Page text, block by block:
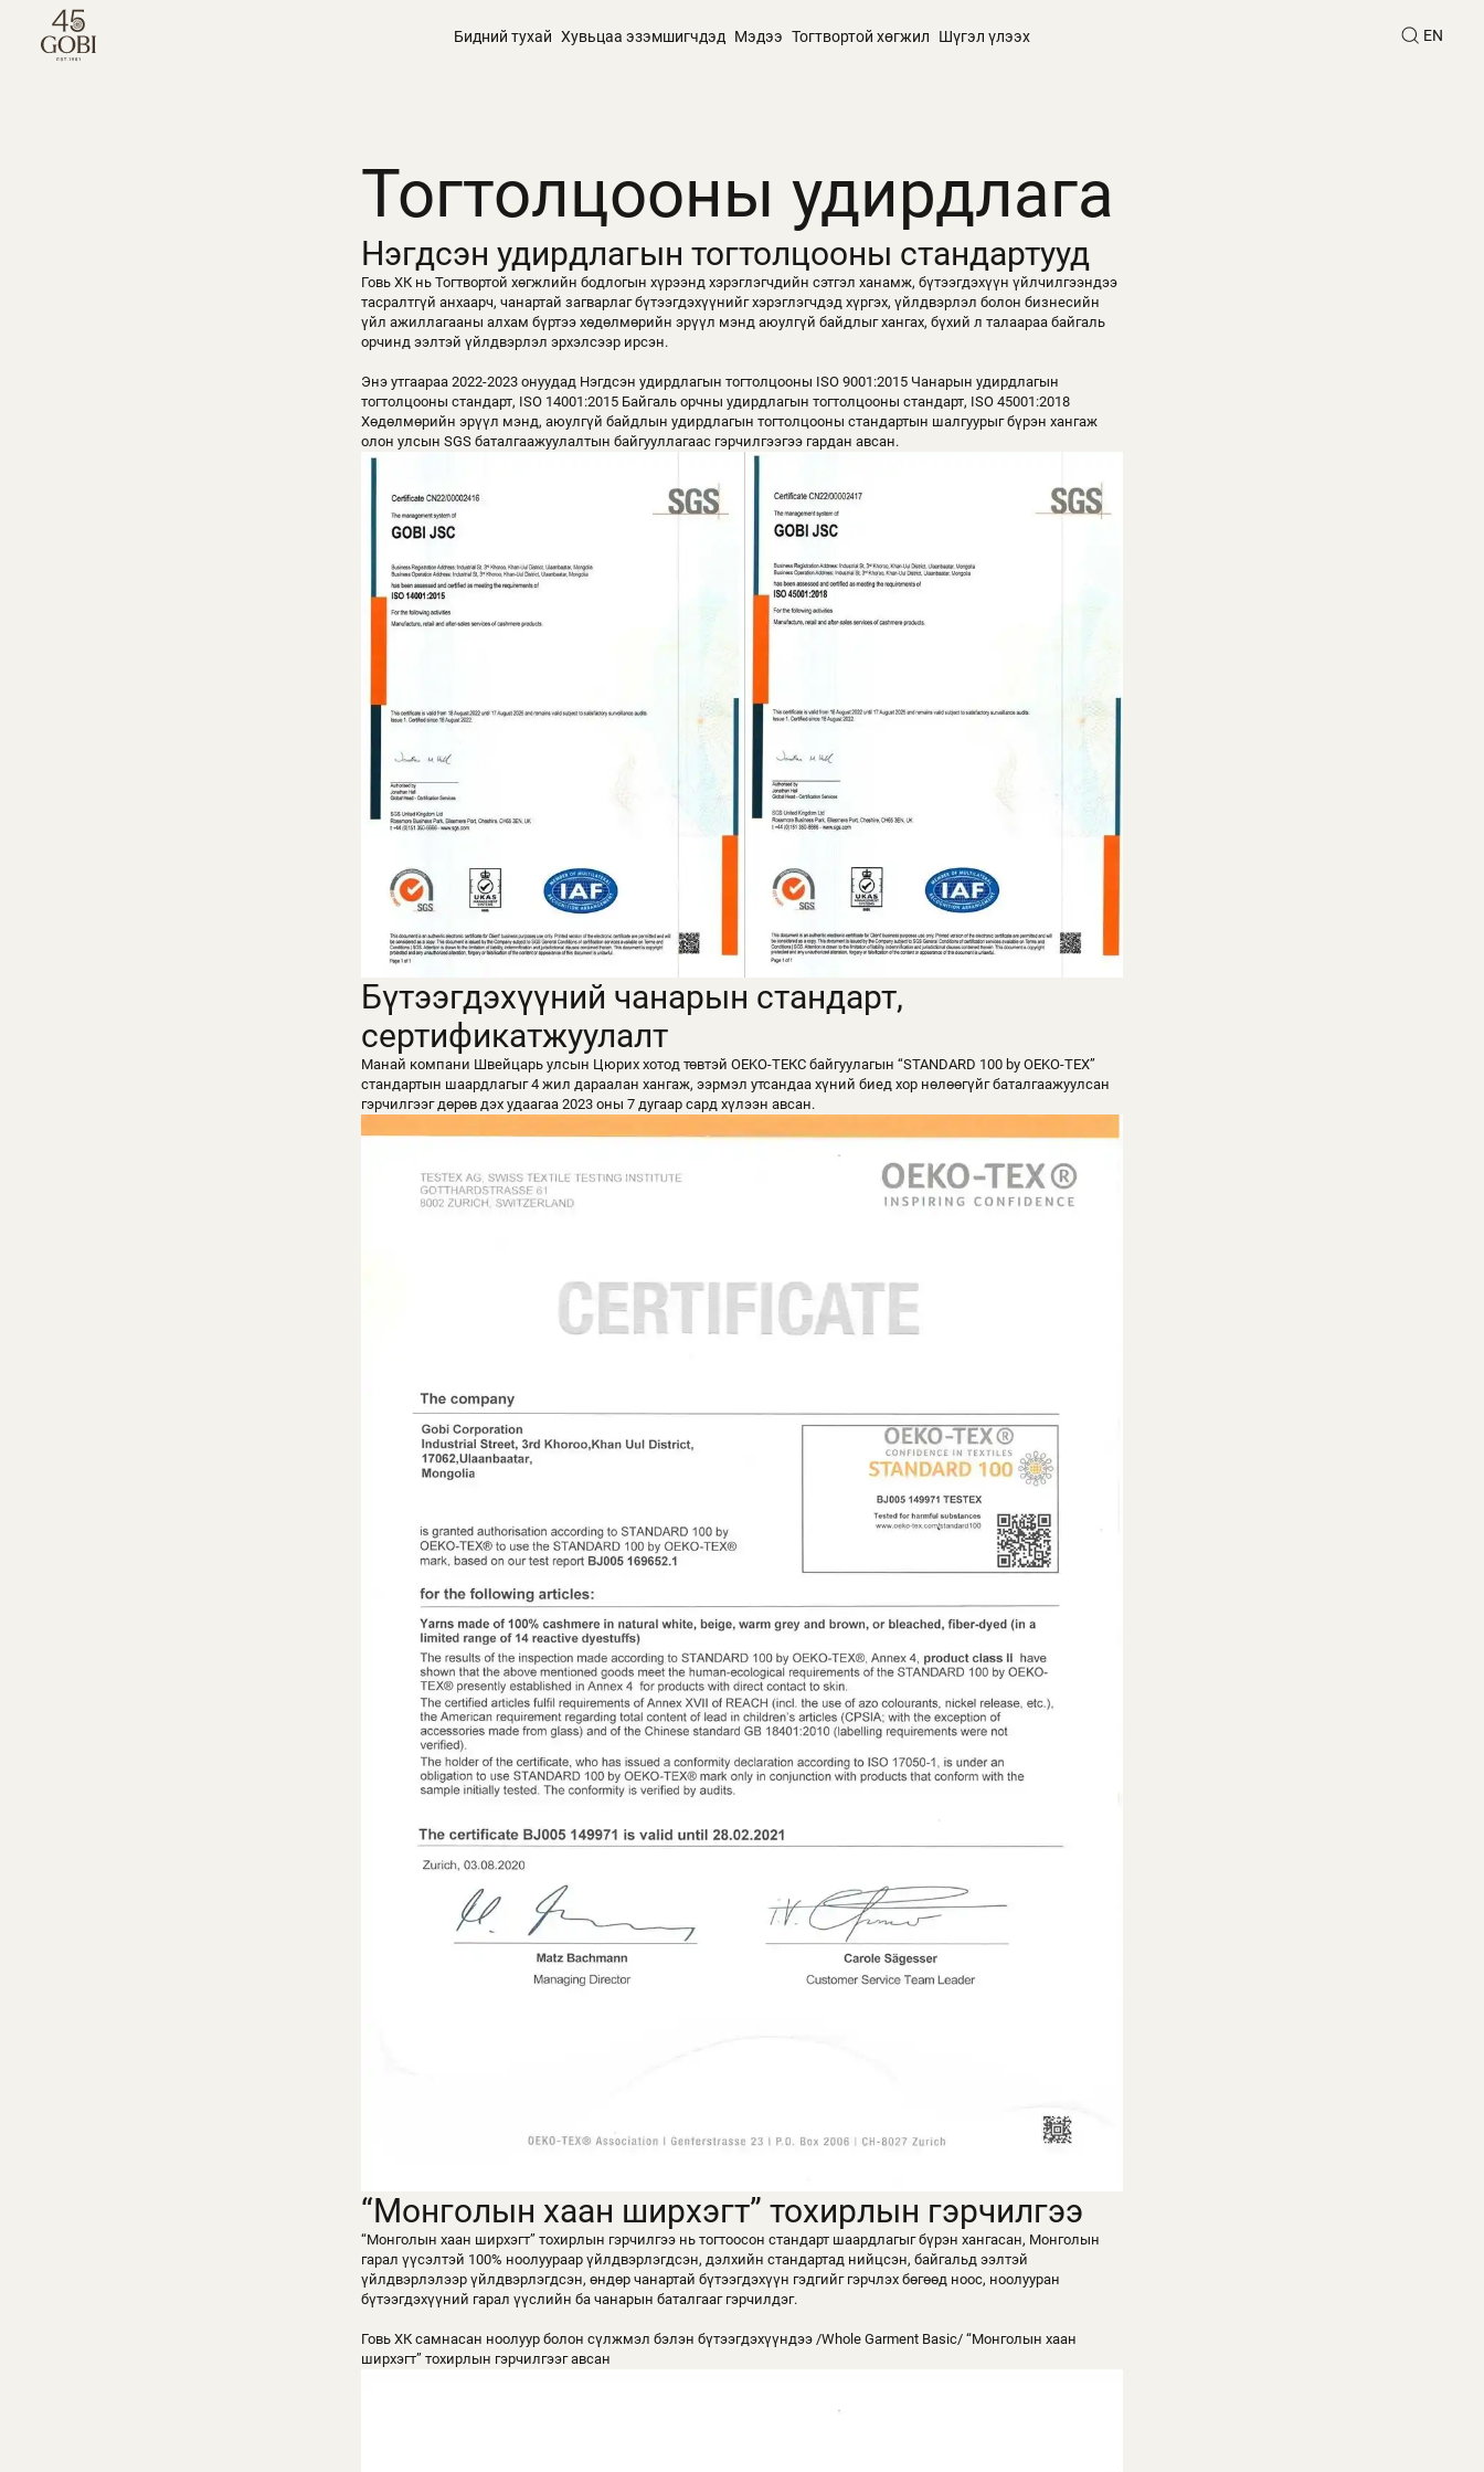
Бидний тухай Хувьцаа эзэмшигчдэд Мэдээ Тогтвортой хөгжил Шүгэл үлээх EN
Тогтолцооны удирдлага
Нэгдсэн удирдлагын тогтолцооны стандартууд
Говь ХК нь Тогтвортой хөгжлийн бодлогын хүрээнд хэрэглэгчдийн сэтгэл ханамж, бүтээгдэхүүн үйлчилгээндээ
тасралтгүй анхаарч, чанартай загварлаг бүтээгдэхүүнийг хэрэглэгчдэд хүргэх, үйлдвэрлэл болон бизнесийн
үйл ажиллагааны алхам бүртээ хөдөлмөрийн эрүүл мэнд аюулгүй байдлыг хангах, бүхий л талаараа байгаль
орчинд ээлтэй үйлдвэрлэл эрхэлсээр ирсэн.
Энэ утгаараа 2022-2023 онуудад Нэгдсэн удирдлагын тогтолцооны ISO 9001:2015 Чанарын удирдлагын
тогтолцооны стандарт, ISO 14001:2015 Байгаль орчны удирдлагын тогтолцооны стандарт, ISO 45001:2018
Хөдөлмөрийн эрүүл мэнд, аюулгүй байдлын удирдлагын тогтолцооны стандартын шалгуурыг бүрэн хангаж
олон улсын SGS баталгаажуулалтын байгууллагаас гэрчилгээгээ гардан авсан.
Бүтээгдэхүүний чанарын стандарт,
сертификатжуулалт
Манай компани Швейцарь улсын Цюрих хотод төвтэй OEKO-TEКС байгуулагын “STANDARD 100 by OEKO-TEX”
стандартын шаардлагыг 4 жил дараалан хангаж, ээрмэл утсандаа хүний биед хор нөлөөгүйг баталгаажуулсан
гэрчилгээг дөрөв дэх удаагаа 2023 оны 7 дугаар сард хүлээн авсан.
“Монголын хаан ширхэгт” тохирлын гэрчилгээ
“Монголын хаан ширхэгт” тохирлын гэрчилгээ нь тогтоосон стандарт шаардлагыг бүрэн хангасан, Монголын
гарал үүсэлтэй 100% ноолуураар үйлдвэрлэгдсэн, дэлхийн стандартад нийцсэн, байгальд ээлтэй
үйлдвэрлэлээр үйлдвэрлэгдсэн, өндөр чанартай бүтээгдэхүүн гэдгийг гэрчлэх бөгөөд ноос, ноолууран
бүтээгдэхүүний гарал үүслийн ба чанарын баталгааг гэрчилдэг.
Говь ХК самнасан ноолуур болон сүлжмэл бэлэн бүтээгдэхүүндээ /Whole Garment Basic/ “Монголын хаан
ширхэгт” тохирлын гэрчилгээг авсан